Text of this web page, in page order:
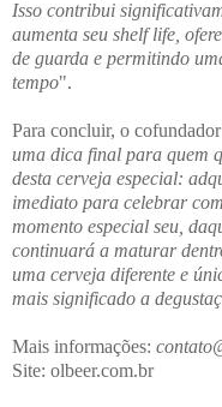
Isso contribui
aumenta seu shelf life,
de guarda e permitindo
tempo".
Para concluir, o
uma dica final para quem
desta cerveja especial:
imediato para celebrar
momento especial seu,
continuará a maturar
uma cerveja diferente e
mais significado a
Mais informações:
Site: olbeer.com.br